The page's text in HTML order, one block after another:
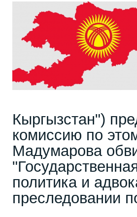
Кыргызстан")
комиссию по
Мадумарова
политика и
преследовании